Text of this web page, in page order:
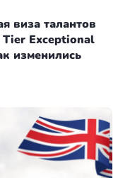
виза талантов
Exceptional
изменились